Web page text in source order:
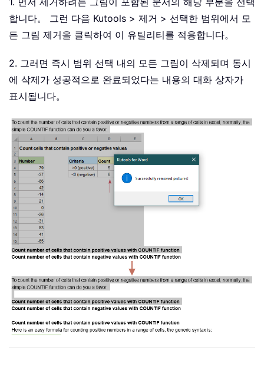
합니다。 그런 다음 Kutools > 제거 > 선택한 범위에서 모
든 그림 제거을 클릭하여 이 유틸리티를 적용합니다。
2. 그러면 즉시 범위 선택 내의 모든 그림이 삭제되며 동시
에 삭제가 성공적으로 완료되었다는 내용의 대화 상자가
표시됩니다。